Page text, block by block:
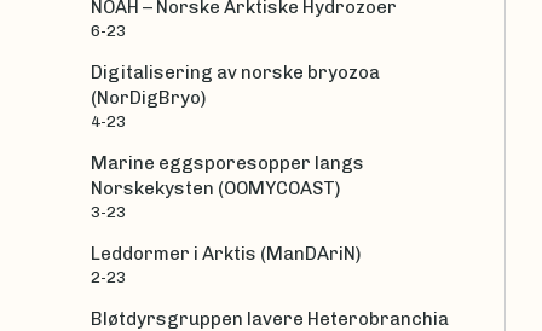
NOAH – Norske Arktiske Hydrozoer
6-23
Digitalisering av norske bryozoa
(NorDigBryo)
4-23
Marine eggsporesopper langs
Norskekysten (OOMYCOAST)
3-23
Leddormer i Arktis (ManDAriN)
2-23
Bløtdyrsgruppen lavere Heterobranchia